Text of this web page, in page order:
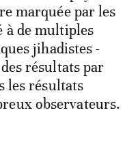
marquée par les
à de multiples
jihadistes -
résultats par
les résultats
observateurs.